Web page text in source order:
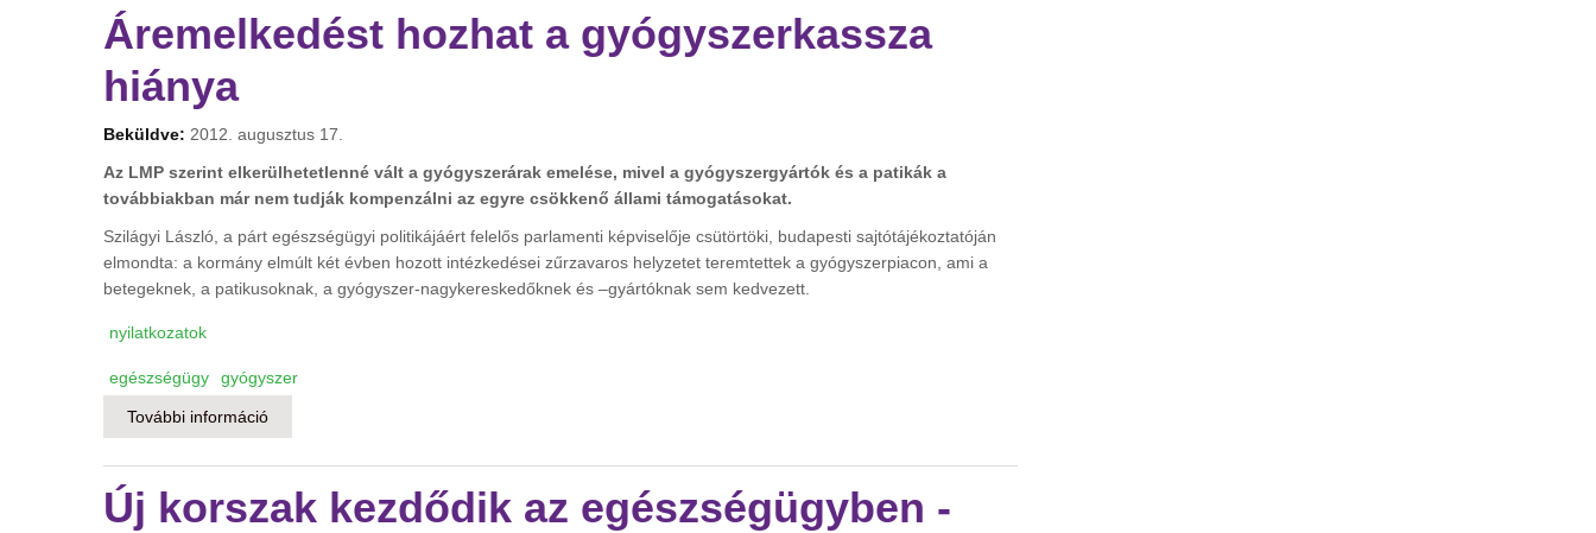
Áremelkedést hozhat a gyógyszerkassza
hiánya
Beküldve: 2012. augusztus 17.
Az LMP szerint elkerülhetetlenné vált a gyógyszerárak emelése, mivel a gyógyszergyártók és a patikák a
továbbiakban már nem tudják kompenzálni az egyre csökkenő állami támogatásokat.
Szilágyi László, a párt egészségügyi politikájáért felelős parlamenti képviselője csütörtöki, budapesti sajtótájékoztatóján
elmondta: a kormány elmúlt két évben hozott intézkedései zűrzavaros helyzetet teremtettek a gyógyszerpiacon, ami a
betegeknek, a patikusoknak, a gyógyszer-nagykereskedőknek és –gyártóknak sem kedvezett.
nyilatkozatok
egészségügy gyógyszer
További információ
Új korszak kezdődik az egészségügyben -